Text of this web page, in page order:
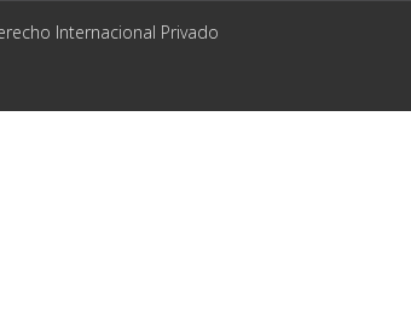
Internacional Privado